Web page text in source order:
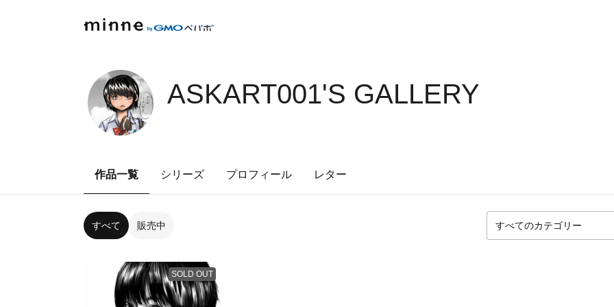
ASKART001'S GALLERY
作品一覧 シリーズ プロフィール レター
すべて 販売中
SOLD OUT